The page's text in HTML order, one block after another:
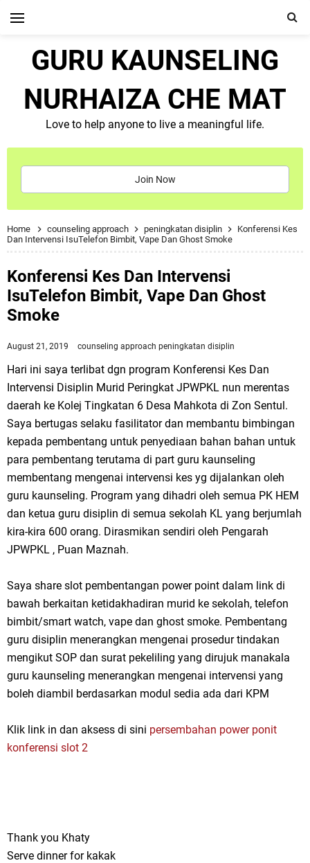
GURU KAUNSELING
NURHAIZA CHE MAT
Love to help anyone to live a meaningful life.
Join Now
Home counseling approach peningkatan disiplin
Konferensi Kes
Dan Intervensi IsuTelefon Bimbit, Vape Dan Ghost Smoke
Konferensi Kes Dan Intervensi
IsuTelefon Bimbit, Vape Dan Ghost
Smoke
August 21, 2019 counseling approach peningkatan disiplin
Hari ini saya terlibat dgn program Konferensi Kes Dan
Intervensi Disiplin Murid Peringkat JPWPKL nun merentas
daerah ke Kolej Tingkatan 6 Desa Mahkota di Zon Sentul.
Saya bertugas selaku fasilitator dan membantu bimbingan
kepada pembentang untuk penyediaan bahan bahan untuk
para pembentang terutama di part guru kaunseling
membentang mengenai intervensi kes yg dijalankan oleh
guru kaunseling. Program yang dihadri oleh semua PK HEM
dan ketua guru disiplin di semua sekolah KL yang berjumlah
kira-kira 600 orang. Dirasmikan sendiri oleh Pengarah
JPWPKL , Puan Maznah.
Saya share slot pembentangan power point dalam link di
bawah berkaitan ketidakhadiran murid ke sekolah, telefon
bimbit/smart watch, vape dan ghost smoke. Pembentang
guru disiplin menerangkan mengenai prosedur tindakan
mengikut SOP dan surat pekeliling yang dirujuk manakala
guru kaunseling menerangkan mengenai intervensi yang
boleh diambil berdasarkan modul sedia ada dari KPM
Klik link in dan aksess di sini persembahan power ponit
konferensi slot 2
Thank you Khaty
Serve dinner for kakak